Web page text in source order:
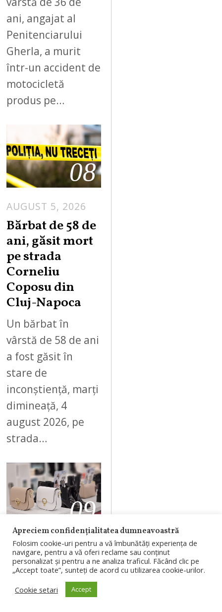
ani, angajat al
Penitenciarului
Gherla, a murit
într-un accident de
motocicletă
produs pe…
08
AUGUST 5, 2026
Bărbat de 58 de
ani, găsit mort
pe strada
Corneliu
Coposu din
Cluj-Napoca
Un bărbat în
vârstă de 58 de ani
a fost găsit în
stare de
inconștiență, marți
dimineață, 4
august 2026, pe
strada…
09
AUGUST 4, 2026
Branduri
românești, în
proiectul
Apreciem confidențialitatea dumneavoastră
Folosim cookie-uri pentru a vă îmbunătăți experiența de
navigare, pentru a vă oferi reclame sau conținut
personalizat și pentru a ne analiza traficul. Făcând clic pe
„Accept toate”, sunteți de acord cu utilizarea cookie-urilor.
Cookie setari
Accept